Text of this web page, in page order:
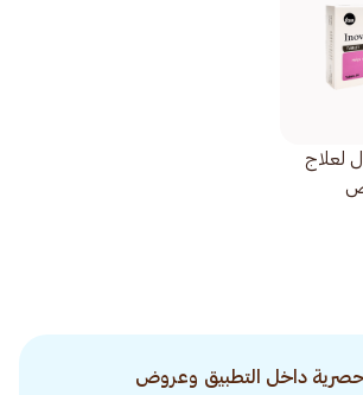
لعلاج
حصرية داخل التطبيق وعروض